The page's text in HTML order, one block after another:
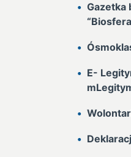
Gazetka
E-